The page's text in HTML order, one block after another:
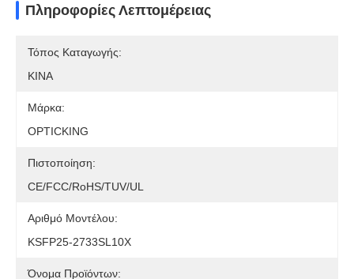
Πληροφορίες Λεπτομέρειας
Τόπος Καταγωγής:
ΚΙΝΑ
Μάρκα:
OPTICKING
Πιστοποίηση:
CE/FCC/RoHS/TUV/UL
Αριθμό Μοντέλου:
KSFP25-2733SL10X
Όνομα Προϊόντων: